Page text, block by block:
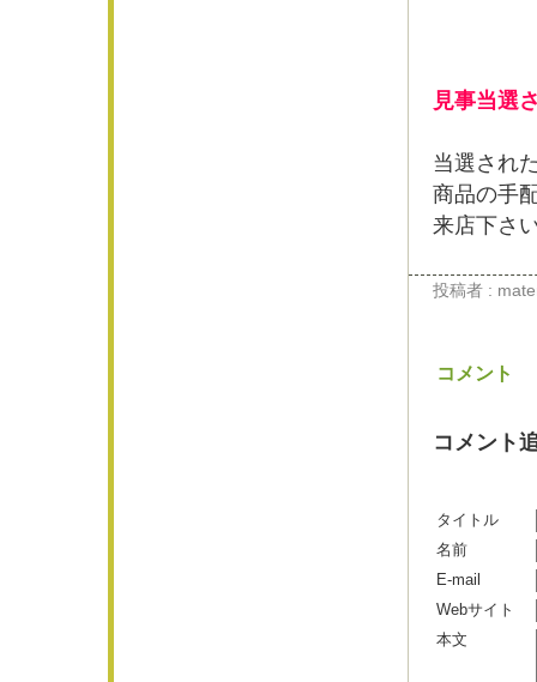
見事当選
当選され
商品の手
来店下さ
投稿者 :
コメント
コメント
タイトル
名前
E-mail
Webサイト
本文